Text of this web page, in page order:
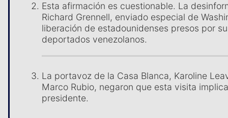
Esta afirmación es cuestionable. La
Richard Grennell, enviado especial de
liberación de estadounidenses presos por
deportados venezolanos.
La portavoz de la Casa Blanca, Karoline
Marco Rubio, negaron que esta visita
presidente.